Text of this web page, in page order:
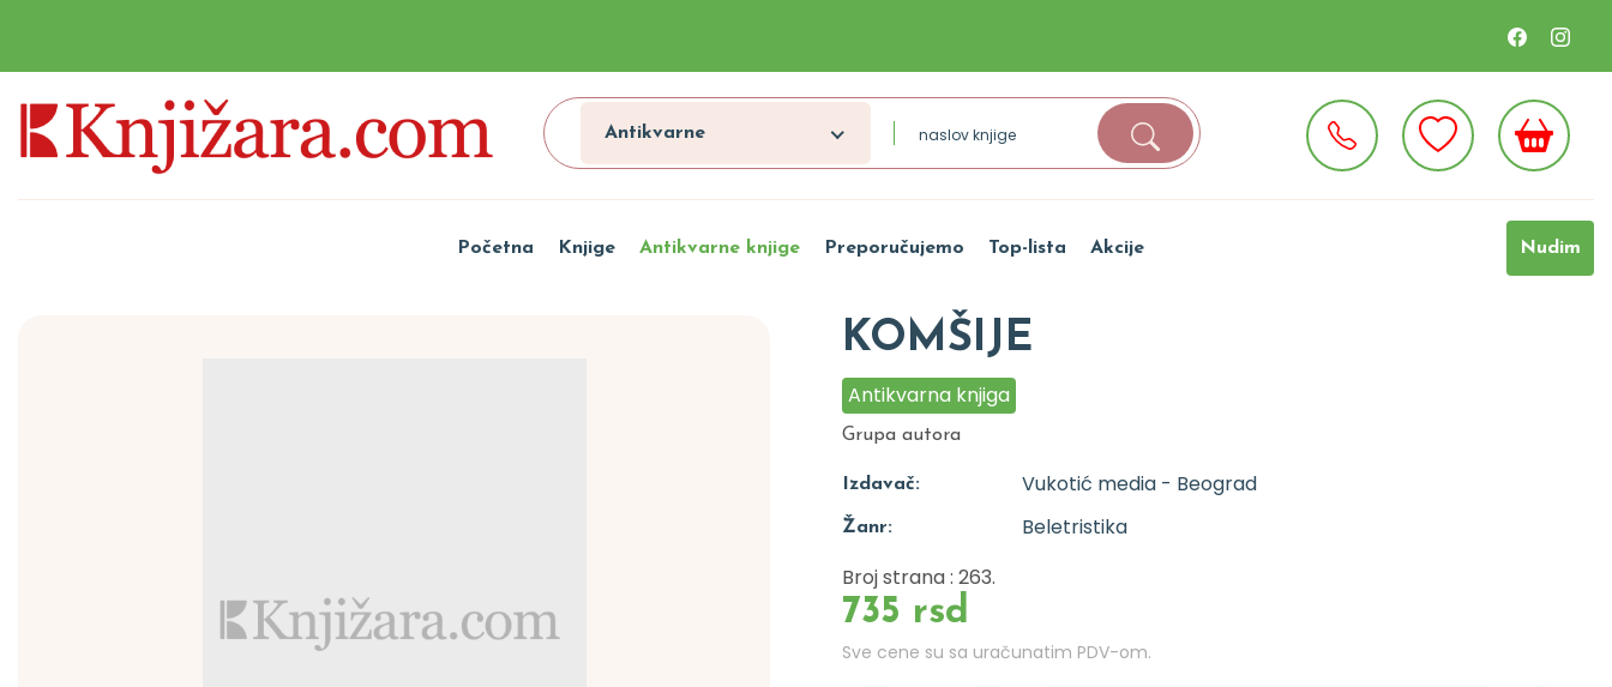
Antikvarne
Početna Knjige Antikvarne knjige Preporučujemo Top-lista Akcije Nudim
KOMŠIJE
Antikvarna knjiga
Grupa autora
Izdavač: Vukotić media - Beograd
Žanr:
Beletristika
Broj strana : 263.
735 rsd
Sve cene su sa uračunatim PDV-om.